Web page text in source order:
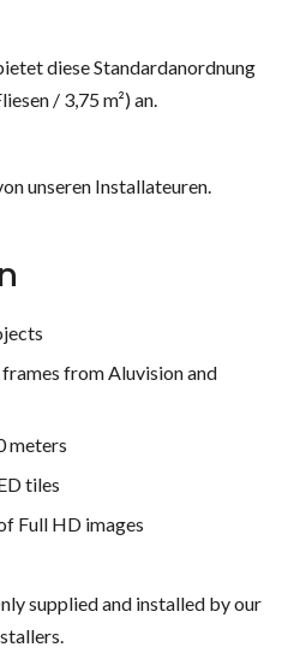
diese Standardanordnung
/ 3,75 m²) an.
unseren Installateuren.
from Aluvision and
meters
tiles
Full HD images
supplied and installed by our